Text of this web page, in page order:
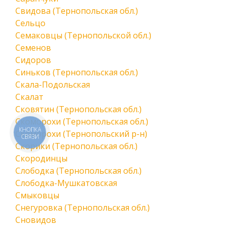
Свидова (Тернопольская обл.)
Сельцо
Семаковцы (Тернопольской обл.)
Семенов
Сидоров
Синьков (Тернопольская обл.)
Скала-Подольская
Скалат
Сковятин (Тернопольская обл.)
Скоморохи (Тернопольская обл.)
Скоморохи (Тернопольский р-н)
Скорики (Тернопольская обл.)
Скородинцы
Слободка (Тернопольская обл.)
Слободка-Мушкатовская
Смыковцы
Снегуровка (Тернопольская обл.)
Сновидов
КНОПКА
СВЯЗИ